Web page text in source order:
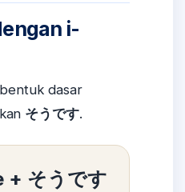
i-
dasar
そうです.
そうです